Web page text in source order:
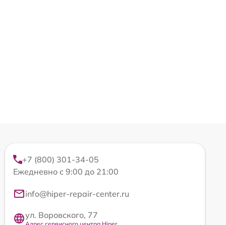
+7 (800) 301-34-05
Ежедневно с 9:00 до 21:00
info@hiper-repair-center.ru
ул. Воровского, 77